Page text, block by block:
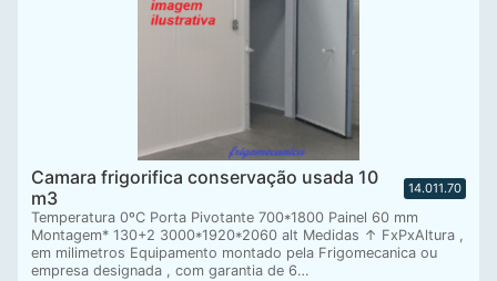
Camara frigorifica conservação usada 10
m3
14.011.70
Temperatura 0ºC Porta Pivotante 700*1800 Painel 60 mm
Montagem* 130+2 3000*1920*2060 alt Medidas ↑ FxPxAltura ,
em milimetros Equipamento montado pela Frigomecanica ou
empresa designada , com garantia de 6…